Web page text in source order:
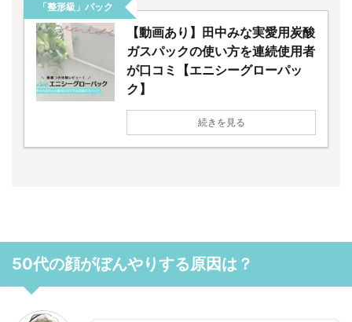
「整形級」パック
【動画あり】田中みな実愛用炭酸
ガスパックの使い方を連続使用者
が口コミ【エニシーグローパッ
ク】
続きを見る
50代の顔がぼんやりする原因は？